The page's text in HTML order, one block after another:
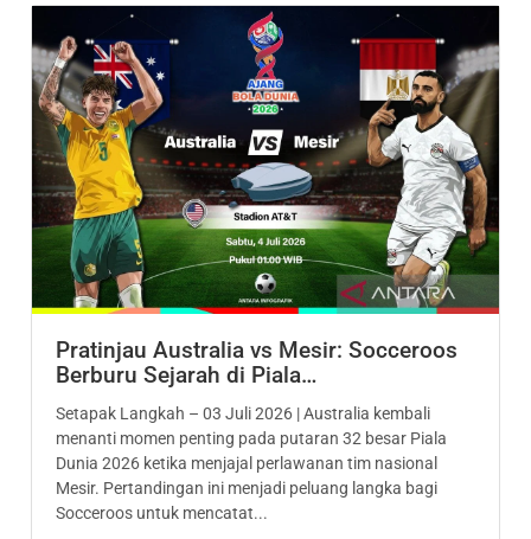
Pratinjau Australia vs Mesir: Socceroos
Berburu Sejarah di Piala…
Setapak Langkah – 03 Juli 2026 | Australia kembali
menanti momen penting pada putaran 32 besar Piala
Dunia 2026 ketika menjajal perlawanan tim nasional
Mesir. Pertandingan ini menjadi peluang langka bagi
Socceroos untuk mencatat...